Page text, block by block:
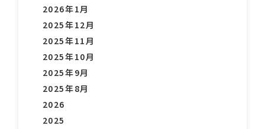
2026年1月
2025年12月
2025年11月
2025年10月
2025年9月
2025年8月
2026
2025